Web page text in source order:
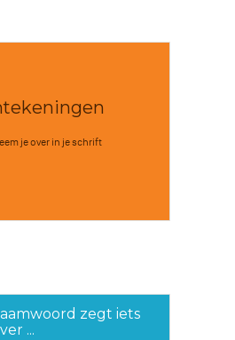
je over in je schrift
zegt iets
...